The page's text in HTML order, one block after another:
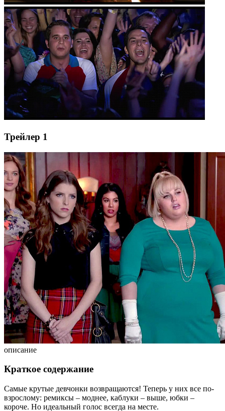
Трейлер 1
описание
Краткое содержание
Самые крутые девчонки возвращаются! Теперь у них все по-
взрослому: ремиксы – моднее, каблуки – выше, юбки –
короче. Но идеальный голос всегда на месте.